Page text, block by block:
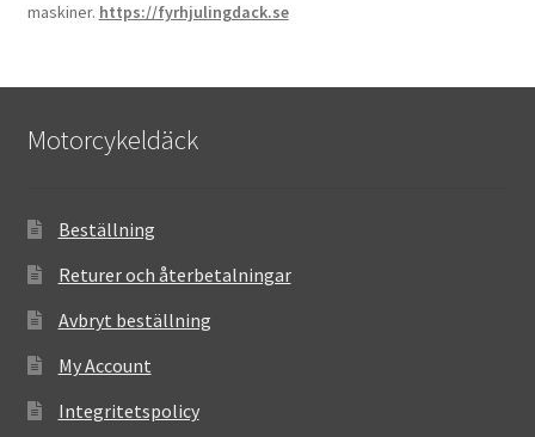
maskiner. https://fyrhjulingdack.se
Motorcykeldäck
Beställning
Returer och återbetalningar
Avbryt beställning
My Account
Integritetspolicy